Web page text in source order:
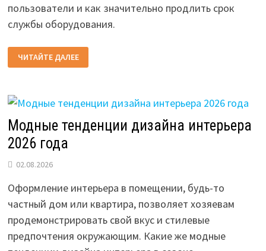
пользователи и как значительно продлить срок
службы оборудования.
ПОЧЕМУ
ИНСТРУМЕНТ
ВЫХОДИТ
СРОКА?
ЧИТАЙТЕ ДАЛЕЕ
Модные тенденции дизайна интерьера
2026 года
02.08.2026
Оформление интерьера в помещении, будь-то
частный дом или квартира, позволяет хозяевам
продемонстрировать свой вкус и стилевые
предпочтения окружающим. Какие же модные